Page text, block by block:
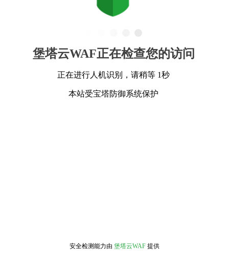
堡塔云WAF正在检查您的访问
正在进行人机识别，请稍等 1秒
本站受宝塔防御系统保护
安全检测能力由 堡塔云WAF 提供